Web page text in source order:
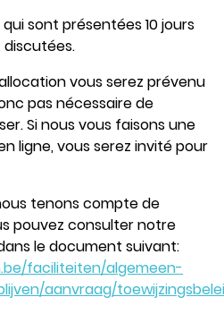
sont présentées 10 jours
vous serez prévenu
pas nécessaire de
Si nous vous faisons une
ligne, vous serez invité pour
tenons compte de
pouvez consulter notre
le document suivant:
faciliteiten/algemeen-
aanvraag/